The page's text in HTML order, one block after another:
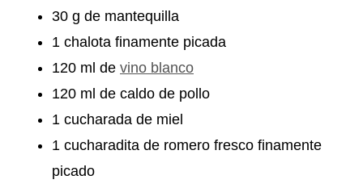
30 g de mantequilla
1 chalota finamente picada
120 ml de vino blanco
120 ml de caldo de pollo
1 cucharada de miel
1 cucharadita de romero fresco finamente
picado